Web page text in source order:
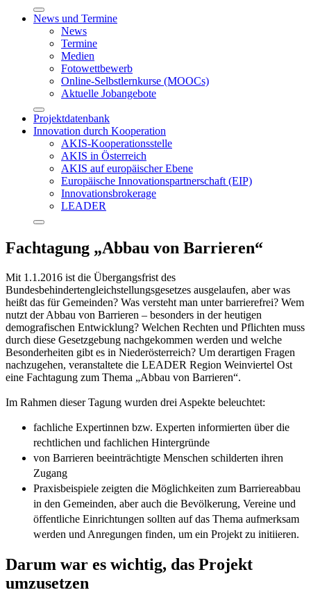
News und Termine
News
Termine
Medien
Fotowettbewerb
Online-Selbstlernkurse (MOOCs)
Aktuelle Jobangebote
Projektdatenbank
Innovation durch Kooperation
AKIS-Kooperationsstelle
AKIS in Österreich
AKIS auf europäischer Ebene
Europäische Innovationspartnerschaft (EIP)
Innovationsbrokerage
LEADER
Fachtagung „Abbau von Barrieren“
Mit 1.1.2016 ist die Übergangsfrist des
Bundesbehindertengleichstellungsgesetzes ausgelaufen, aber was
heißt das für Gemeinden? Was versteht man unter barrierefrei? Wem
nutzt der Abbau von Barrieren – besonders in der heutigen
demografischen Entwicklung? Welchen Rechten und Pflichten muss
durch diese Gesetzgebung nachgekommen werden und welche
Besonderheiten gibt es in Niederösterreich? Um derartigen Fragen
nachzugehen, veranstaltete die LEADER Region Weinviertel Ost
eine Fachtagung zum Thema „Abbau von Barrieren“.
Im Rahmen dieser Tagung wurden drei Aspekte beleuchtet:
fachliche Expertinnen bzw. Experten informierten über die
rechtlichen und fachlichen Hintergründe
von Barrieren beeinträchtigte Menschen schilderten ihren
Zugang
Praxisbeispiele zeigten die Möglichkeiten zum Barriereabbau
in den Gemeinden, aber auch die Bevölkerung, Vereine und
öffentliche Einrichtungen sollten auf das Thema aufmerksam
werden und Anregungen finden, um ein Projekt zu initiieren.
Darum war es wichtig, das Projekt
umzusetzen